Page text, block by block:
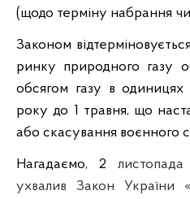
(щодо терміну набрання
Законом
ринку природного газу
обсягом газу в одиницях
року до 1 травня, що
або скасування воєнного
Нагадаємо, 2
ухвалив Закон України